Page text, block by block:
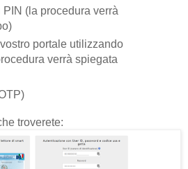
(la procedura verrà
portale utilizzando
verrà spiegata
troverete: